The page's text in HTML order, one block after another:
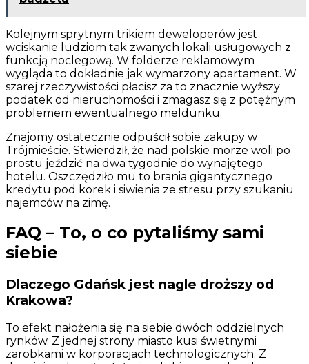
Kolejnym sprytnym trikiem deweloperów jest
wciskanie ludziom tak zwanych lokali usługowych z
funkcją noclegową. W folderze reklamowym
wygląda to dokładnie jak wymarzony apartament. W
szarej rzeczywistości płacisz za to znacznie wyższy
podatek od nieruchomości i zmagasz się z potężnym
problemem ewentualnego meldunku.
Znajomy ostatecznie odpuścił sobie zakupy w
Trójmieście. Stwierdził, że nad polskie morze woli po
prostu jeździć na dwa tygodnie do wynajętego
hotelu. Oszczędziło mu to brania gigantycznego
kredytu pod korek i siwienia ze stresu przy szukaniu
najemców na zimę.
FAQ – To, o co pytaliśmy sami
siebie
Dlaczego Gdańsk jest nagle droższy od
Krakowa?
To efekt nałożenia się na siebie dwóch oddzielnych
rynków. Z jednej strony miasto kusi świetnymi
zarobkami w korporacjach technologicznych. Z